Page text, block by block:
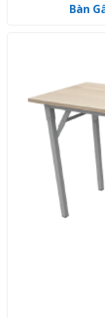
Bàn